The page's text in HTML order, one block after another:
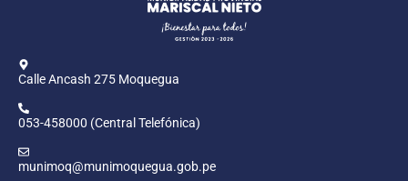
Calle Ancash 275 Moquegua
053-458000 (Central Telefónica)
munimoq@munimoquegua.gob.pe